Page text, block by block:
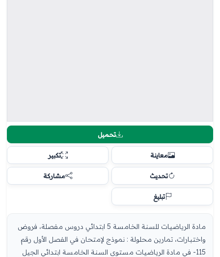
تحميل
معاينة تكبير
تحديث مشاركة
تبليغ
مادة الرياضيات للسنة الخامسة 5 ابتدائي دروس مفصلة، فروض
واختبارات، تمارين محلولة : نموذج لإمتحان في الفصل الأول رقم
115- في مادة الرياضيات مستوى السنة الخامسة ابتدائي الجيل